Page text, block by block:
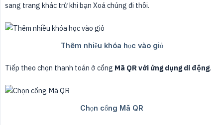
sang trang khác trừ khi bạn Xoá chúng đi thôi.
Tiếp theo chọn thanh toán ở cổng Mã QR với ứng dụng di động.